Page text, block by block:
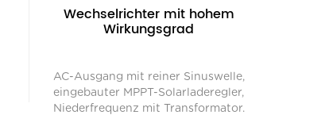
Wechselrichter mit hohem
Wirkungsgrad
AC-Ausgang mit reiner Sinuswelle,
eingebauter MPPT-Solarladeregler,
Niederfrequenz mit Transformator.